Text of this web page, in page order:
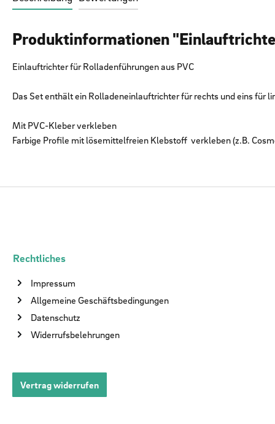
Produktinformationen
Einlauftrichter für Rolladenführungen aus PVC
Das Set enthält ein Rolladeneinlauftrichter für rechts und eins für
Mit PVC-Kleber verkleben
Farbige Profile mit lösemittelfreien Klebstoff verkleben (z.B.
Rechtliches
Impressum
Allgemeine Geschäftsbedingungen
Datenschutz
Widerrufsbelehrungen
Vertrag widerrufen